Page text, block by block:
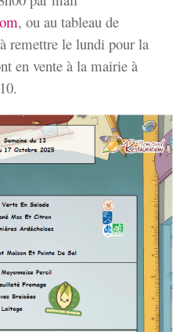
, ou au tableau de
remettre le lundi pour la
en vente à la mairie à